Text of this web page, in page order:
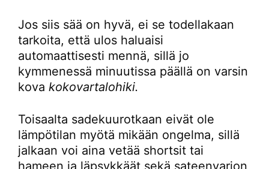
Jos siis sää on hyvä, ei se todellakaan
tarkoita, että ulos haluaisi
automaattisesti mennä, sillä jo
kymmenessä minuutissa päällä on varsin
kova kokovartalohiki.
Toisaalta sadekuurotkaan eivät ole
lämpötilan myötä mikään ongelma, sillä
jalkaan voi aina vetää shortsit tai
hameen ja läpsykkäät sekä sateenvarjon